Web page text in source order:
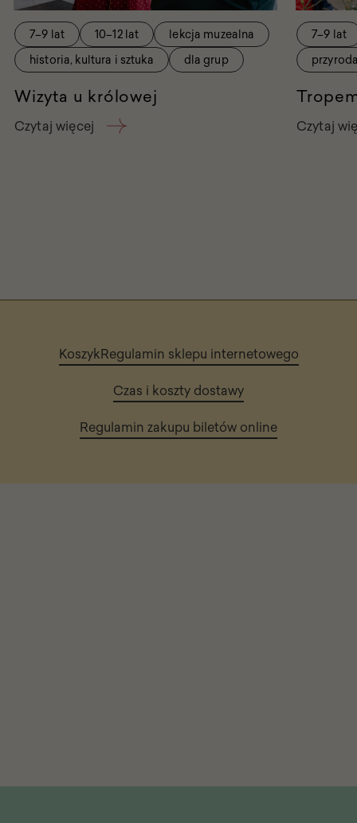
Wizyta u królowej
7–9 lat 10–12 lat
lekcja muzealna
historia, kultura i sztuka
dla grup
Czytaj więcej
7–9 lat
Czytaj
KoszykRegulamin sklepu internetowego
Czas i koszty dostawy
Regulamin zakupu biletów online
Stopka